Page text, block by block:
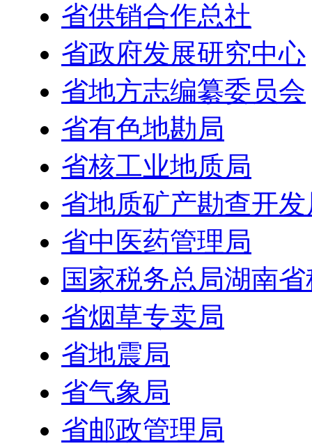
省供销合作总社
省政府发展研究中心
省地方志编纂委员会
省有色地勘局
省核工业地质局
省地质矿产勘查开发
省中医药管理局
国家税务总局湖南
省烟草专卖局
省地震局
省气象局
省邮政管理局